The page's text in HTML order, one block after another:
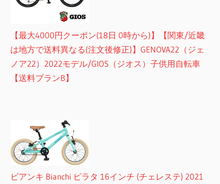
【最大4000円クーポン(18日 0時から)】【関東/近畿
は地方で送料異なる(注文後修正)】GENOVA22（ジェ
ノア22）2022モデル/GIOS（ジオス）子供用自転車
【送料プランB】
ビアンキ Bianchi ピラタ 16インチ (チェレステ) 2021